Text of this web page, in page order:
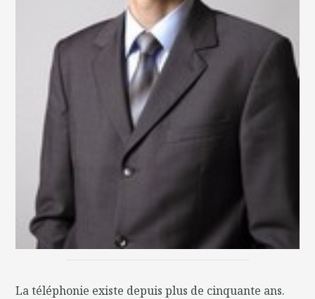
La téléphonie existe depuis plus de cinquante ans.